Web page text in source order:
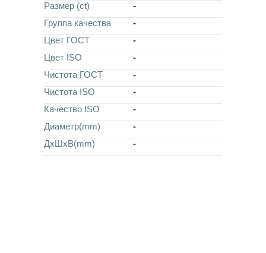
Размер (ct)
-
Группа качества
-
Цвет ГОСТ
-
Цвет ISO
-
Чистота ГОСТ
-
Чистота ISO
-
Качество ISO
-
Диаметр(mm)
-
ДхШхВ(mm)
-